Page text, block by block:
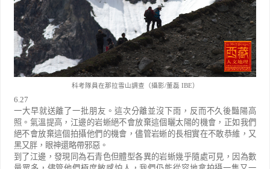
科考隊員在那拉雪山調查（攝影/董磊 IBE）
6.27
一大早就送離了一批朋友。這次分離並沒下雨，反而不久後豔陽高
照。氣溫提高，江邊的岩蜥絕不會放棄這個曬太陽的機會，正如我們
絕不會放棄這個拍攝他們的機會，儘管岩蜥的長相實在不敢恭維，又
黑又胖，眼神還略帶邪惡。
到了江邊，發現同為石青色但體型各異的岩蜥幾乎隨處可見，因為數